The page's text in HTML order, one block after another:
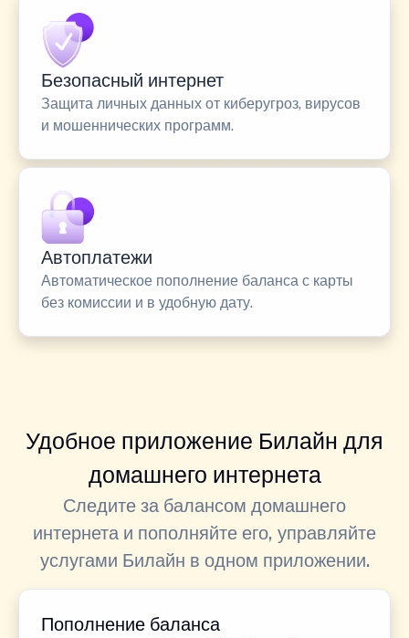
Безопасный интернет
Защита личных данных от киберугроз, вирусов
и мошеннических программ.
Автоплатежи
Автоматическое пополнение баланса с карты
без комиссии и в удобную дату.
Удобное приложение Билайн для
домашнего интернета
Следите за балансом домашнего
интернета и пополняйте его, управляйте
услугами Билайн в одном приложении.
Пополнение баланса